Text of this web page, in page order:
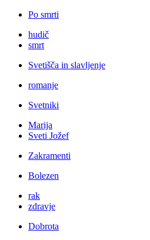
Po smrti
hudič
smrt
Svetišča in slavljenje
romanje
Svetniki
Marija
Sveti Jožef
Zakramenti
Bolezen
rak
zdravje
Dobrota